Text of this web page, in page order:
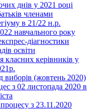
днів у 2021 році
членами
в 21/22 н.р.
навчального року
діагностики
освіти
класних керівників у
виборів (жовтень 2020)
з 02 листопада 2020 в
з 23.11.2020